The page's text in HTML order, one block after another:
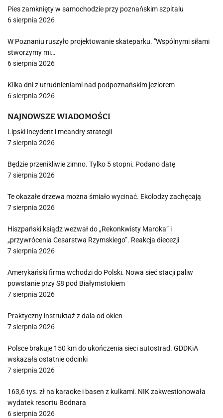
Pies zamknięty w samochodzie przy poznańskim szpitalu
6 sierpnia 2026
W Poznaniu ruszyło projektowanie skateparku. "Wspólnymi siłami
stworzymy mi…
6 sierpnia 2026
Kilka dni z utrudnieniami nad podpoznańskim jeziorem
6 sierpnia 2026
NAJNOWSZE WIADOMOŚCI
Lipski incydent i meandry strategii
7 sierpnia 2026
Będzie przenikliwie zimno. Tylko 5 stopni. Podano datę
7 sierpnia 2026
Te okazałe drzewa można śmiało wycinać. Ekolodzy zachęcają
7 sierpnia 2026
Hiszpański ksiądz wezwał do „Rekonkwisty Maroka” i
„przywrócenia Cesarstwa Rzymskiego”. Reakcja diecezji
7 sierpnia 2026
Amerykański firma wchodzi do Polski. Nowa sieć stacji paliw
powstanie przy S8 pod Białymstokiem
7 sierpnia 2026
Praktyczny instruktaż z dala od okien
7 sierpnia 2026
Polsce brakuje 150 km do ukończenia sieci autostrad. GDDKiA
wskazała ostatnie odcinki
7 sierpnia 2026
163,6 tys. zł na karaoke i basen z kulkami. NIK zakwestionowała
wydatek resortu Bodnara
6 sierpnia 2026